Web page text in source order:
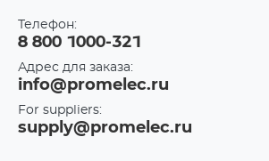
Телефон:
8 800 1000-321
Адрес для заказа:
info@promelec.ru
For suppliers:
supply@promelec.ru